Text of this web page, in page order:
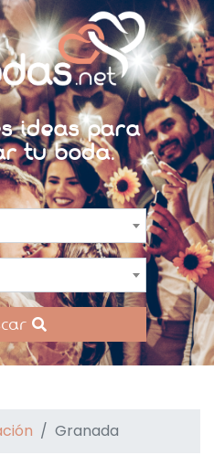
ideas para
tu boda.
Granada